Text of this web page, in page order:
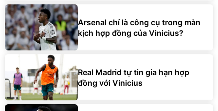
Arsenal chỉ là công cụ trong màn
kịch hợp đồng của Vinicius?
Real Madrid tự tin gia hạn hợp
đồng với Vinicius